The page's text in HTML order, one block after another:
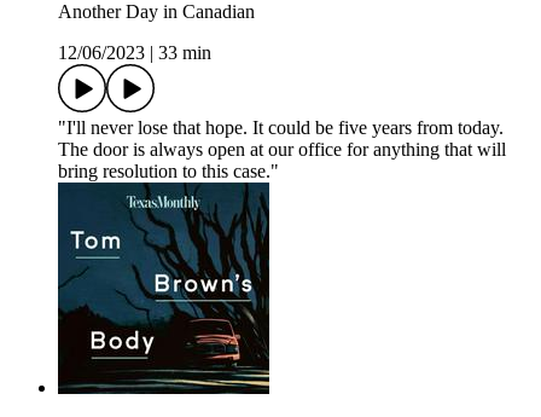
Another Day in Canadian
12/06/2023
33 min
"I'll never lose that hope. It could be five years from today.
The door is always open at our office for anything that will
bring resolution to this case."